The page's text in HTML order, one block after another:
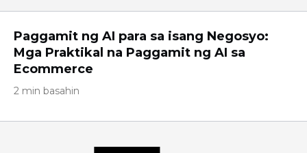
Paggamit ng AI para sa isang Negosyo:
Mga Praktikal na Paggamit ng AI sa
Ecommerce
2 min basahin